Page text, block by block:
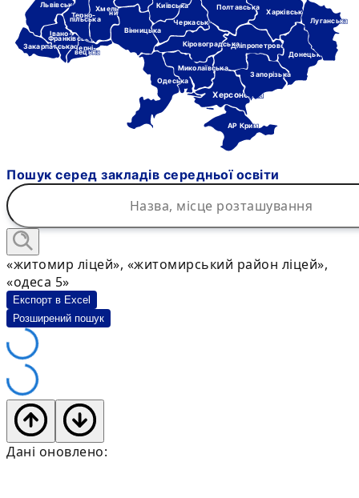
Черкаська
Черні-
вецька
Дніпропетровська
Донецька
Івано-
Франківська
Харківська
Херсонська
Хмель-
ницька
Кіровоградська
АР Крим
Київська
Луганська
Львівська
Миколаївська
Одеська
Полтавська
Терно-
пільська
Вінницька
Закарпатська
Запорізька
Пошук серед закладів середньої освіти
«житомир ліцей», «житомирський район ліцей»,
«одеса 5»
Експорт в Excel
Розширений пошук
Дані оновлено: